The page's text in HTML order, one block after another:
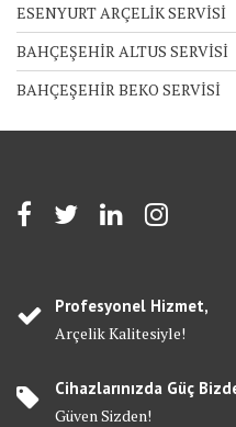
ESENYURT ARÇELİK SERVİSİ
BAHÇEŞEHİR ALTUS SERVİSİ
BAHÇEŞEHİR BEKO SERVİSİ
Profesyonel Hizmet,
Arçelik Kalitesiyle!
Cihazlarınızda Güç
Güven Sizden!